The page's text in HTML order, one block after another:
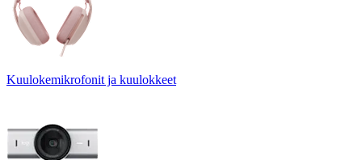
Kuulokemikrofonit ja kuulokkeet